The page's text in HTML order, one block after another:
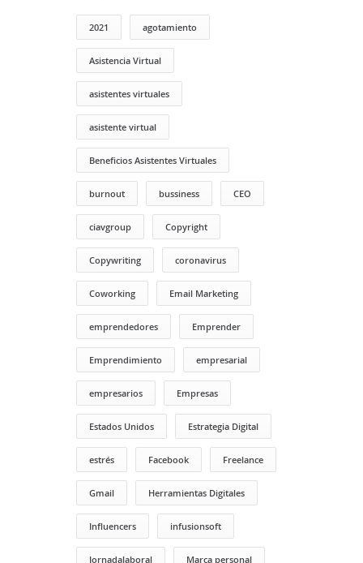
2021 agotamiento
Asistencia Virtual
asistentes virtuales
asistente virtual
Beneficios Asistentes Virtuales
burnout bussiness CEO
ciavgroup Copyright
Copywriting coronavirus
Coworking Email Marketing
emprendedores Emprender
Emprendimiento empresarial
empresarios Empresas
Estados Unidos Estrategia Digital
estrés Facebook Freelance
Gmail Herramientas Digitales
Influencers infusionsoft
Jornadalaboral Marca personal